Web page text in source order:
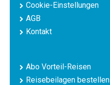
Cookie-Einstellungen
AGB
Kontakt
Abo Vorteil-Reisen
Reisebeilagen bestellen